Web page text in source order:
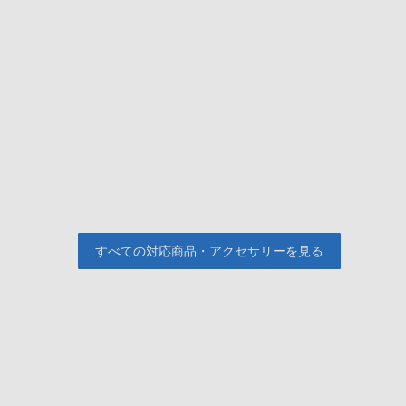
すべての対応商品・アクセサリーを見る